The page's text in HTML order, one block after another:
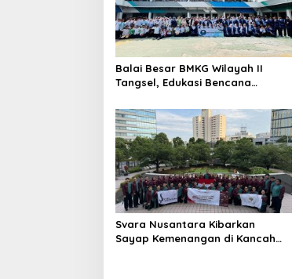
Balai Besar BMKG Wilayah II
Tangsel, Edukasi Bencana
kepada pelajar UPTD SMPN 23
Svara Nusantara Kibarkan
Sayap Kemenangan di Kancah